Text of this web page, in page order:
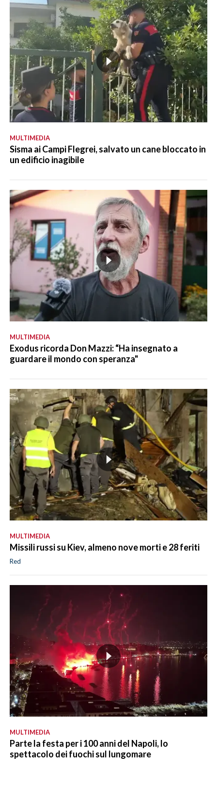
MULTIMEDIA
Sisma ai Campi Flegrei, salvato un cane bloccato in
un edificio inagibile
MULTIMEDIA
Exodus ricorda Don Mazzi: “Ha insegnato a
guardare il mondo con speranza"
MULTIMEDIA
Missili russi su Kiev, almeno nove morti e 28 feriti
Red
MULTIMEDIA
Parte la festa per i 100 anni del Napoli, lo
spettacolo dei fuochi sul lungomare